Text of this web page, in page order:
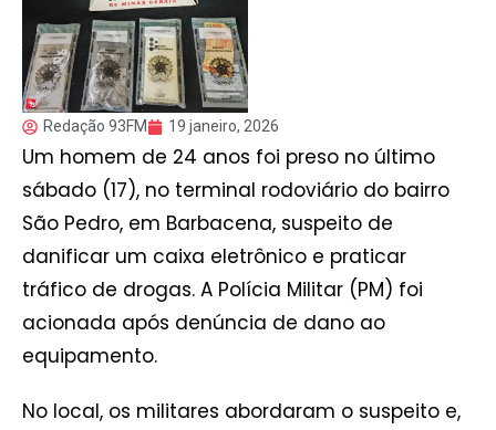
Redação 93FM 19 janeiro, 2026
Um homem de 24 anos foi preso no último
sábado (17), no terminal rodoviário do bairro
São Pedro, em Barbacena, suspeito de
danificar um caixa eletrônico e praticar
tráfico de drogas. A Polícia Militar (PM) foi
acionada após denúncia de dano ao
equipamento.
No local, os militares abordaram o suspeito e,